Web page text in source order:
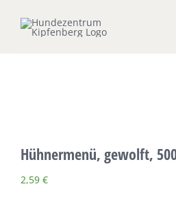
Inhalt
Seminare & Workshops
Hühnermenü, gewolft,
2,59 €